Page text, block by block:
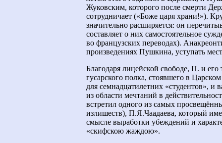
Жуковским, которого после смерти
сотрудничает («Боже царя храни!»).
значительно расширяется: он
составляет о них самостоятельное
во французских переводах).
произведениях Пушкина, уступать
Благодаря лицейской свободе, П. и
гусарского полка, стоявшего в
для семнадцатилетних «студентов», и
из области мечтаний в
встретил одного из самых
излишеств), П.Я.Чаадаева, который
смысле выработки убеждений и
«скифскою жаждою».